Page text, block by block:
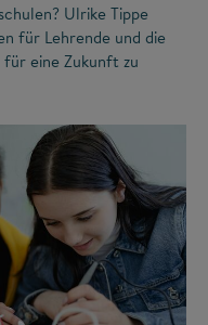
Ulrike Tippe
für Lehrende und die
eine Zukunft zu